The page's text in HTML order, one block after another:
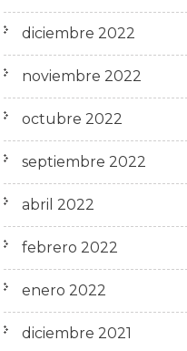
diciembre 2022
noviembre 2022
octubre 2022
septiembre 2022
abril 2022
febrero 2022
enero 2022
diciembre 2021